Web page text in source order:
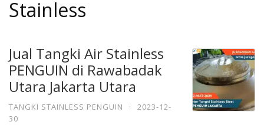
Stainless
Jual Tangki Air Stainless
PENGUIN di Rawabadak
Utara Jakarta Utara
TANGKI STAINLESS PENGUIN ·
2023-12-
30